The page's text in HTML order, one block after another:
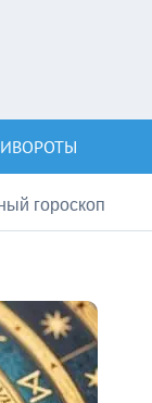
гороскоп